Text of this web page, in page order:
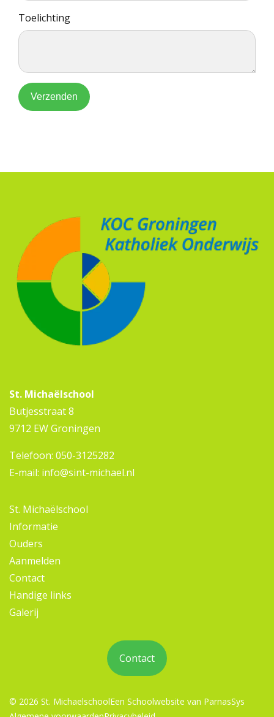
Toelichting
Verzenden
St. Michaëlschool
Butjesstraat 8
9712 EW Groningen
Telefoon: 050-3125282
E-mail: info@sint-michael.nl
St. Michaëlschool
Informatie
Ouders
Aanmelden
Contact
Handige links
Galerij
Contact
© 2026 St. MichaelschoolEen Schoolwebsite van ParnasSys